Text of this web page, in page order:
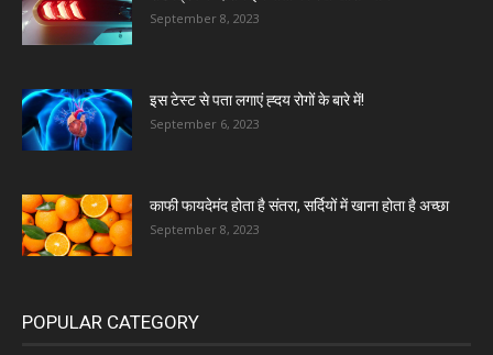
September 8, 2023
इस टेस्ट से पता लगाएं ह्दय रोगों के बारे में!
September 6, 2023
काफी फायदेमंद होता है संतरा, सर्दियों में खाना होता है अच्छा
September 8, 2023
POPULAR CATEGORY